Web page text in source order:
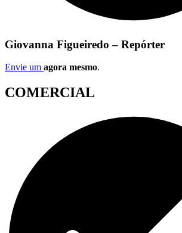
Giovanna Figueiredo – Repórter
Envie um agora mesmo.
COMERCIAL